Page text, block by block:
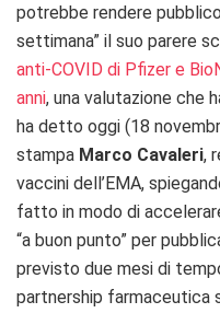
potrebbe rendere
settimana” il suo parere
anti-COVID di Pfizer e
anni, una valutazione che
ha detto oggi (18
stampa Marco Cavaleri,
vaccini dell’EMA,
fatto in modo di
“a buon punto” per
previsto due mesi di
partnership